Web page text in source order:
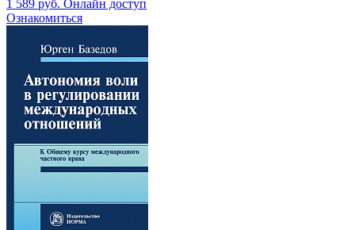
1 589 руб. Онлайн доступ
Ознакомиться